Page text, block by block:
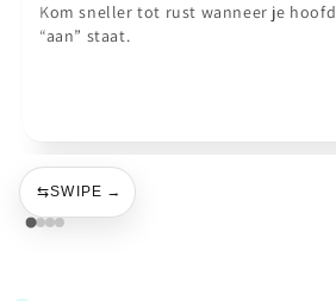
Kom sneller tot rust wanneer je
“aan” staat.
⇆SWIPE →